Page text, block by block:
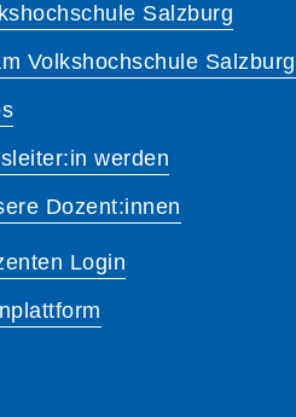
Salzburg
Volkshochschule Salzburg
werden
Dozent:innen
Login